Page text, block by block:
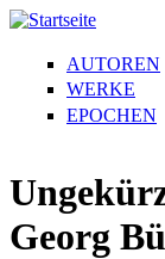
AUTOREN
WERKE
EPOCHEN
Georg